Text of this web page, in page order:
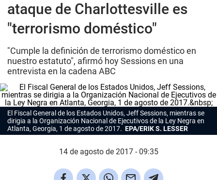
ataque de Charlottesville es
"terrorismo doméstico"
"Cumple la definición de terrorismo doméstico en
nuestro estatuto", afirmó hoy Sessions en una
entrevista en la cadena ABC
El Fiscal General de los Estados Unidos, Jeff Sessions, mientras se
dirigia a la Organización Nacional de Ejecutivos de la Ley Negra en
Atlanta, Georgia, 1 de agosto de 2017. EPA/ERIK S. LESSER
14 de agosto de 2017 - 09:35